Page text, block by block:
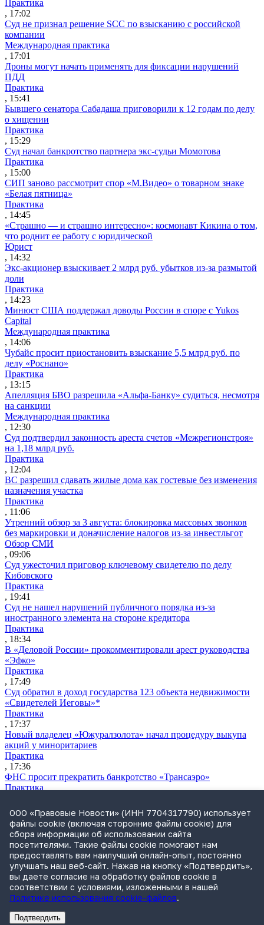
Практика
, 17:02
Суд не признал решение SCC по взысканию с российской
компании
Международная практика
, 17:01
Дроны могут начать применять для фиксации нарушений
ПДД
Практика
, 15:41
Бывшего сенатора Сабадаша приговорили к 12 годам по делу
о хищении
Практика
, 15:29
Суд начал банкротство партнера экс-судьи Момотова
Практика
, 15:00
СИП заново рассмотрит спор «М.Видео» о товарном знаке
«Белая пятница»
Практика
, 14:45
«Страшно — и страшно интересно»: космонавт Кикина о том,
что роднит ее работу с юридической
Юрист
, 14:32
Экс-акционер взыскивает 2 млрд руб. убытков из-за размытой
доли
Практика
, 14:23
Минюст США поддержал доводы России в споре с Yukos
Capital
Международная практика
, 14:06
Чубайс просит приостановить взыскание 5,5 млрд руб. по
делу «Роснано»
Практика
, 13:15
Апелляция БВО разрешила «Альфа-Банку» судиться, несмотря
на санкции
Международная практика
, 12:30
Суд подтвердил законность ареста счетов «Межрегионстроя»
на 1,18 млрд руб.
Практика
, 12:04
ВС разрешил сдавать жилые дома как гостевые без изменения
назначения участка
Практика
, 11:06
Утренний обзор за 3 августа: блокировка массовых звонков
без маркировки и доначисление налогов из-за инвестльгот
Обзор СМИ
, 09:06
Суд ужесточил приговор ключевому свидетелю по делу
Кибовского
Практика
, 19:41
Суд не нашел нарушений публичного порядка из-за
иностранного элемента на стороне кредитора
Практика
, 18:34
В «Деловой России» прокомментировали арест руководства
«Эфко»
Практика
, 17:49
Суд обратил в доход государства 123 объекта недвижимости
«Свидетелей Иеговы»*
Практика
, 17:37
Новый владелец «Южуралзолота» начал процедуру выкупа
акций у миноритариев
Практика
, 17:36
ФНС просит прекратить банкротство «Трансаэро»
Практика
Обвинение запросило для Лерчек условный срок и штраф в
1,2 млрд руб.
Практика
, 15:36
Суд подтвердил право фермера на выкуп арендуемого
сельхозучастка
Практика
, 15:49
ООО «Правовые Новости» (ИНН 7704317790) использует
файлы cookie (включая сторонние файлы cookie) для
сбора информации об использовании сайта
посетителями. Такие файлы cookie помогают нам
предоставлять вам наилучший онлайн-опыт, постоянно
улучшать наш веб-сайт. Нажав на кнопку «Подтвердить»,
вы даете согласие на обработку файлов cookie в
соответствии с условиями, изложенными в нашей
Политике использования cookie-файлов.
Подтвердить